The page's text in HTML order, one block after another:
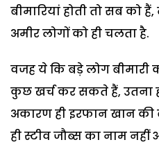
बीमारियां होती तो सब को
अमीर लोगों को ही चलता है.
वजह ये कि बड़े लोग बीमारी
कुछ खर्च कर सकते हैं, उतना
अकारण ही इरफान खान
ही स्टीव जौब्स का नाम